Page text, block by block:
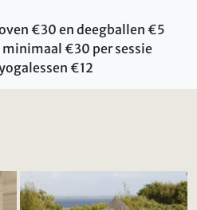
€30 en deegballen €5
minimaal €30 per sessie
€12